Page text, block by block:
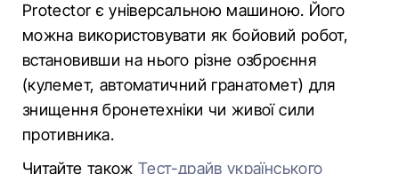
Protector є універсальною машиною. Його
можна використовувати як бойовий робот,
встановивши на нього різне озброєння
(кулемет, автоматичний гранатомет) для
знищення бронетехніки чи живої сили
противника.
Читайте такожТест-драйв українського